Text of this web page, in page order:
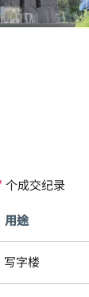
个成交纪录
用途
写字楼